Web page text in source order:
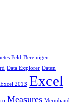
Feld Bereinigen
Data Explorer Daten
Excel 2013 Excel
Measures Menüband